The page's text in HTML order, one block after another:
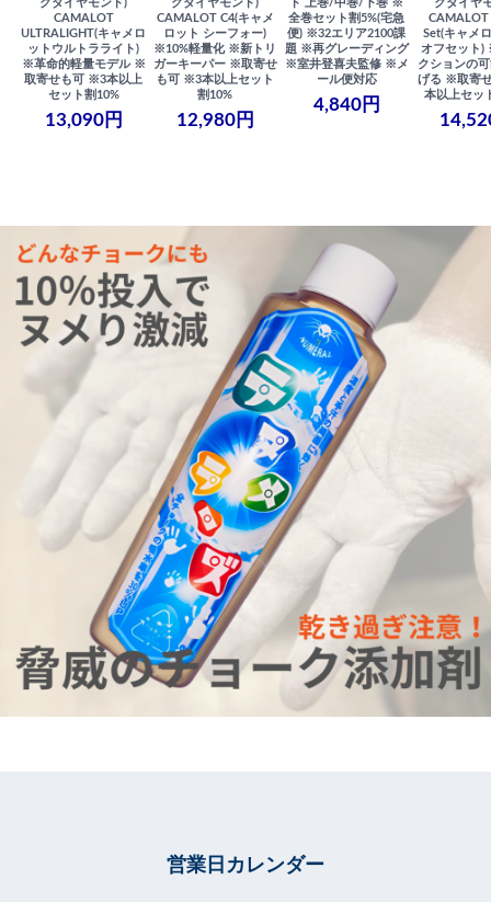
CAMALOT
ULTRALIGHT(キャメロ
ットウルトラライト)
※革命的軽量モデル ※
取寄せも可 ※3本以上
セット割10%
13,090円
CAMALOT C4(キャメ
ロット シーフォー)
※10%軽量化 ※新トリ
ガーキーパー ※取寄せ
も可 ※3本以上セット
割10%
12,980円
全巻セット割5%(宅急
便) ※32エリア2100課
題 ※再グレーディング
※室井登喜夫監修 ※メ
ール便対応
4,840円
Set(キャメ
オフセット)
クションの
げる ※取寄
本以上セッ
営業日カレンダー